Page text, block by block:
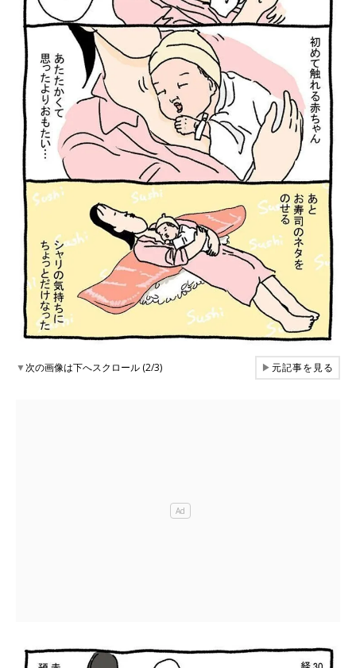
▼次の画像は下へスクロール (2/3) ▶元記事を見る